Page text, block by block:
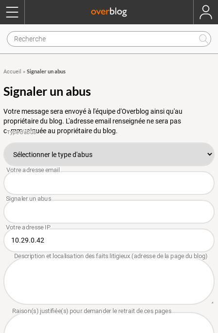
Accueil » Signaler un abus
Signaler un abus
Votre message sera envoyé à l'équipe d'Overblog ainsi qu'au
propriétaire du blog. L'adresse email renseignée ne sera pas
communiquée au propriétaire du blog.